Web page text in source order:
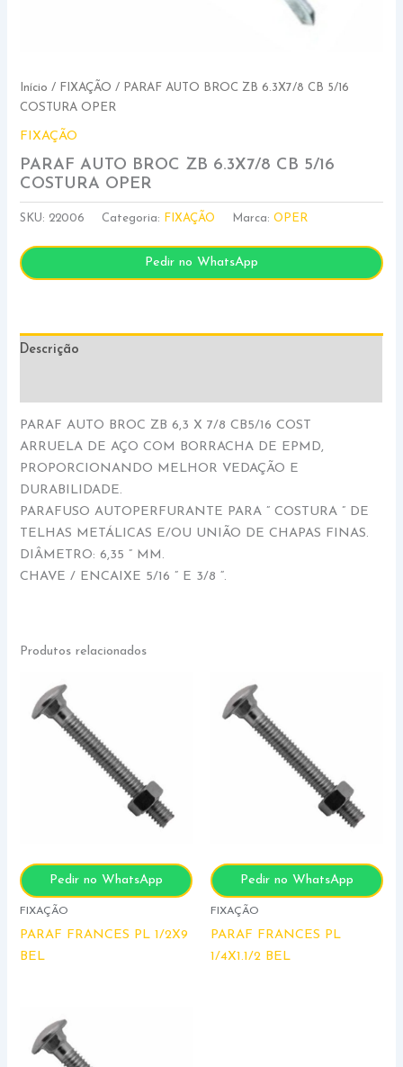
Início / FIXAÇÃO / PARAF AUTO BROC ZB 6.3X7/8 CB 5/16
COSTURA OPER
FIXAÇÃO
PARAF AUTO BROC ZB 6.3X7/8 CB 5/16
COSTURA OPER
SKU: 22006 Categoria: FIXAÇÃO Marca:OPER
Pedir no WhatsApp
Descrição
PARAF AUTO BROC ZB 6,3 X 7/8 CB5/16 COST
ARRUELA DE AÇO COM BORRACHA DE EPMD,
PROPORCIONANDO MELHOR VEDAÇÃO E
DURABILIDADE.
PARAFUSO AUTOPERFURANTE PARA ” COSTURA ” DE
TELHAS METÁLICAS E/OU UNIÃO DE CHAPAS FINAS.
DIÂMETRO: 6,35 ” MM.
CHAVE / ENCAIXE 5/16 ” E 3/8 “.
Produtos relacionados
Pedir no WhatsApp
FIXAÇÃO
PARAF FRANCES PL 1/2X9
BEL
Pedir no WhatsApp
FIXAÇÃO
PARAF FRANCES PL
1/4X1.1/2 BEL